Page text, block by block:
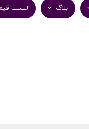
بلاگ لیست